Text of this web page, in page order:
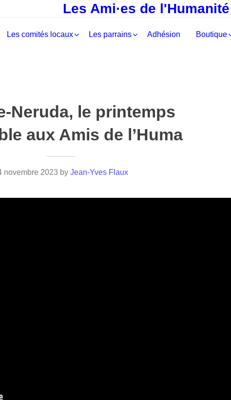
Les Ami·es de l'Humanité
Les comités locaux Les parrains Adhésion Boutique
Neruda, le printemps
aux Amis de l’Huma
novembre 2023 by Jean-Yves Flaux